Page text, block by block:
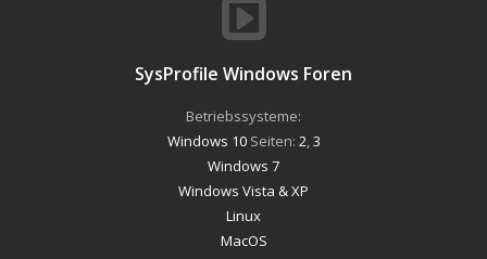
SysProfile Windows Foren
Betriebssysteme:
Windows 10Seiten: 2 3
Windows 7
Windows Vista & XP
Linux
MacOS